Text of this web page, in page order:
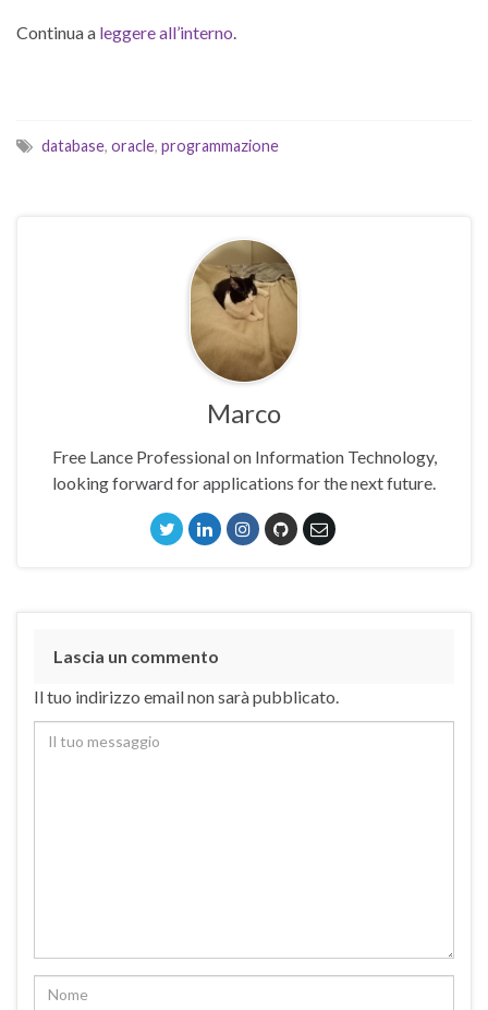
Continua a leggere all’interno
database, oracle, programmazione
Marco
Free Lance Professional on Information Technology,
looking forward for applications for the next future.
Lascia un commento
Il tuo indirizzo email non sarà pubblicato.